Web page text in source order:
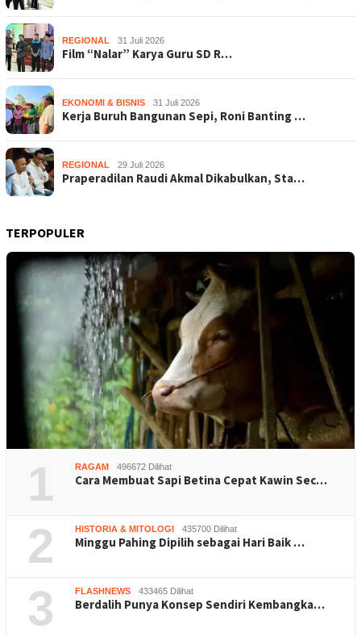
REGIONAL 31 Juli 2026
Film “Nalar” Karya Guru SD R…
EKONOMI & BISNIS 31 Juli 2026
Kerja Buruh Bangunan Sepi, Roni Banting …
REGIONAL 29 Juli 2026
Praperadilan Raudi Akmal Dikabulkan, Sta…
TERPOPULER
1 RAGAM 496672 Dilihat
Cara Membuat Sapi Betina Cepat Kawin Sec…
2 HISTORIA & MITOLOGI 435700 Dilihat
Minggu Pahing Dipilih sebagai Hari Baik …
3 FLASHNEWS 433465 Dilihat
Berdalih Punya Konsep Sendiri Kembangka…